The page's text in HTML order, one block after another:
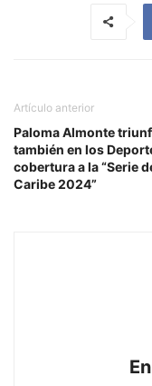
Artículo anterior
Paloma Almonte
también en los
cobertura a la “Serie
Caribe 2024”